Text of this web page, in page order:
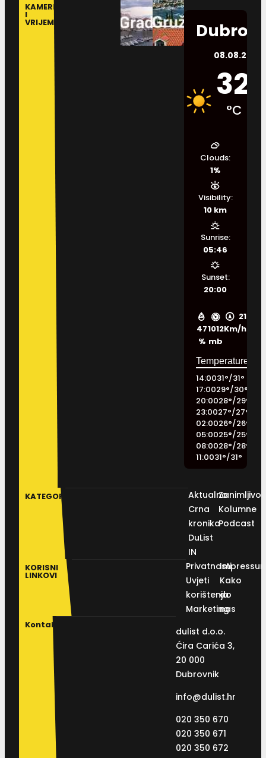
KAMERE
I
VRIJEME
08.08.2026.
32
°C
47
%
1012
mb
21
Km/h
Clouds:
1%
Visibility:
10 km
Sunrise:
05:46
Sunset:
20:00
14:0031°/31°
17:0029°/30°
20:0028°/29°
23:0027°/27°
02:0026°/26°
05:0025°/25°
08:0028°/28°
11:0031°/31°
KATEGORIJE
Aktualno
Crna
kronika
DuList
IN
Kolumne
Podcast
KORISNI
LINKOVI
Privatnosti
Uvjeti
korištenja
Marketing
Kako
do
nas
Kontakt
dulist d.o.o.
Ćira Carića 3,
20 000
Dubrovnik
info@dulist.hr
020 350 670
020 350 671
020 350 672